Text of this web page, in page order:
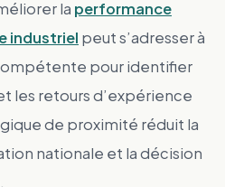
la performance
industriel peut s’adresser à
pour identifier
les retours d’expérience
de proximité réduit la
nationale et la décision